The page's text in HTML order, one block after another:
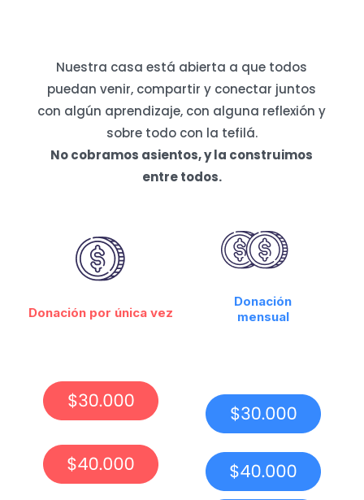
Nuestra casa está abierta a que todos
puedan venir, compartir y conectar juntos
con algún aprendizaje, con alguna reflexión y
sobre todo con la tefilá.
No cobramos asientos, y la construimos
entre todos.
Donación por única vez
Donación
mensual